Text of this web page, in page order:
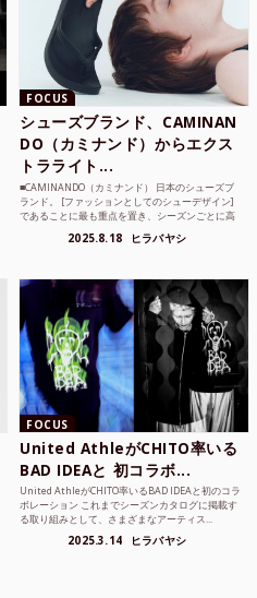
FOCUS
シューズブランド、CAMINAN
DO（カミナンド）からエクス
トラライト...
■CAMINANDO（カミナンド） 日本のシューズブ
ランド。 [ファッションとしてのシューデザイン]
であることに最も重点を置き、シーズンごとに高
2025.8.18 ヒラバヤシ
FOCUS
United AthleがCHITO率いる
BAD IDEAと 初コラボ...
United AthleがCHITO率いるBAD IDEAと初のコラ
ボレーション これまでシーズンカタログに掲載す
る取り組みとして、さまざまなアーティス...
2025.3.14 ヒラバヤシ